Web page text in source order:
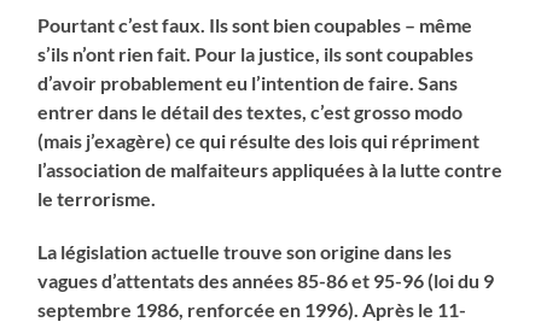
Pourtant c’est faux. Ils sont bien coupables – même
s’ils n’ont rien fait. Pour la justice, ils sont coupables
d’avoir probablement eu l’intention de faire. Sans
entrer dans le détail des textes, c’est grosso modo
(mais j’exagère) ce qui résulte des lois qui répriment
l’association de malfaiteurs appliquées à la lutte contre
le terrorisme.
La législation actuelle trouve son origine dans les
vagues d’attentats des années 85-86 et 95-96 (loi du 9
septembre 1986, renforcée en 1996). Après le 11-